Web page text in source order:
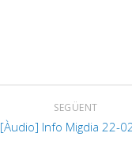
SEGÜENT
[Àudio] Info Migdia 22-